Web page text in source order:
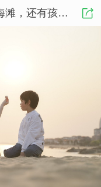
厦门初夏亲子游：不止阳光海滩，还有孩子最